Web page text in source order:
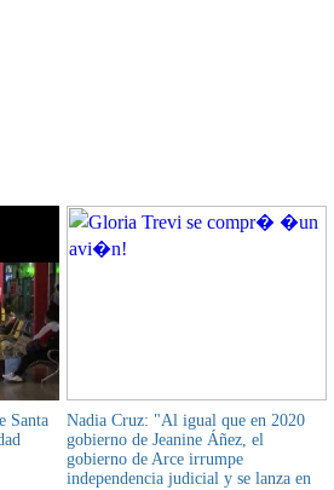
Santa
Nadia Cruz: "Al igual que en 2020
gobierno de Jeanine Áñez, el
gobierno de Arce irrumpe
independencia judicial y se lanza en